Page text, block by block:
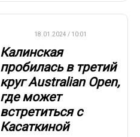
18.01.2024 / 10:01
Калинская
пробилась в третий
круг Australian Open,
где может
встретиться с
Касаткиной